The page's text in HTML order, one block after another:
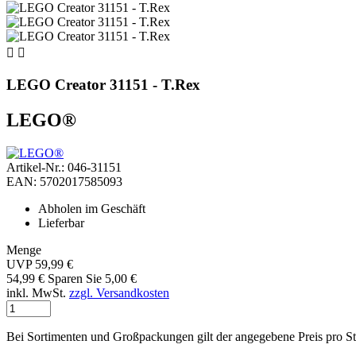
 
LEGO Creator 31151 - T.Rex
LEGO®
Artikel-Nr.: 046-31151
EAN: 5702017585093
Abholen im Geschäft
Lieferbar
Menge
UVP 59,99 €
54,99 € Sparen Sie 5,00 €
inkl. MwSt. zzgl. Versandkosten
Bei Sortimenten und Großpackungen gilt der angegebene Preis pro